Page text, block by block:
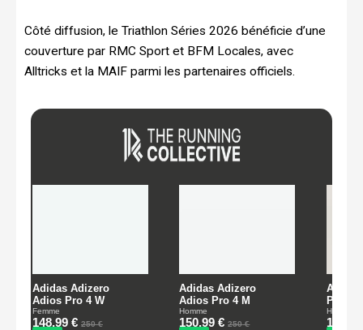
Côté diffusion, le Triathlon Séries 2026 bénéficie d’une
couverture par RMC Sport et BFM Locales, avec
Alltricks et la MAIF parmi les partenaires officiels.